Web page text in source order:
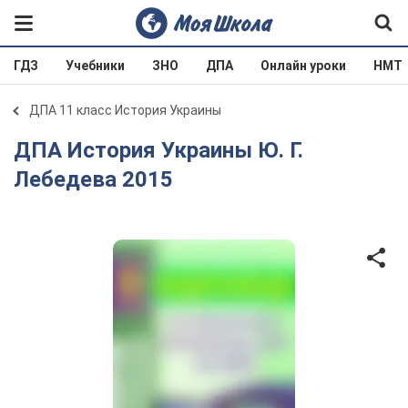
ГДЗ Учебники ЗНО ДПА Онлайн уроки НМТ
ДПА 11 класс История Украины
ДПА История Украины Ю. Г.
Лебедева 2015